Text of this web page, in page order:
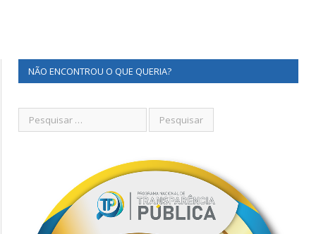
NÃO ENCONTROU O QUE QUERIA?